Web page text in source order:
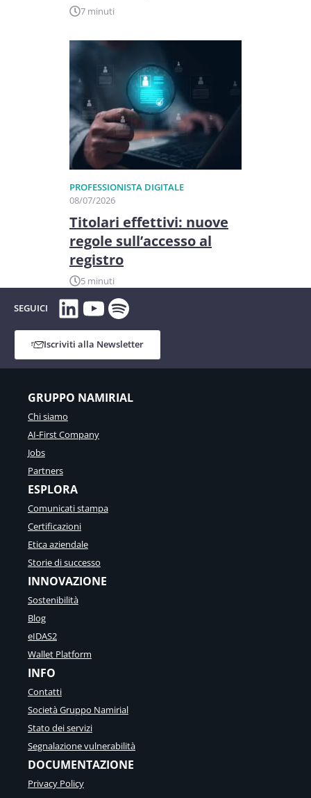
7 minuti
PROFESSIONISTA DIGITALE
08/07/2026
Titolari effettivi: nuove
regole sull’accesso al
registro
5 minuti
SEGUICI LinkedIn
YouTube
Spotify
Iscriviti alla Newsletter
GRUPPO NAMIRIAL
Chi siamo
AI-First Company
Jobs
Partners
ESPLORA
Comunicati stampa
Certificazioni
Etica aziendale
Storie di successo
INNOVAZIONE
Sostenibilità
Blog
eIDAS2
Wallet Platform
INFO
Contatti
Società Gruppo Namirial
Stato dei servizi
Segnalazione vulnerabilità
DOCUMENTAZIONE
Privacy Policy